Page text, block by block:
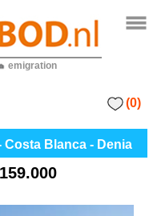
emigration
(0)
Costa Blanca - Denia